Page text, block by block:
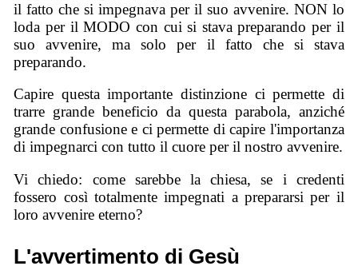
il fatto che si impegnava per il suo avvenire. NON lo
loda per il MODO con cui si stava preparando per il
suo avvenire, ma solo per il fatto che si stava
preparando.
Capire questa importante distinzione ci permette di
trarre grande beneficio da questa parabola, anziché
grande confusione e ci permette di capire l'importanza
di impegnarci con tutto il cuore per il nostro avvenire.
Vi chiedo: come sarebbe la chiesa, se i credenti
fossero così totalmente impegnati a prepararsi per il
loro avvenire eterno?
L'avvertimento di Gesù